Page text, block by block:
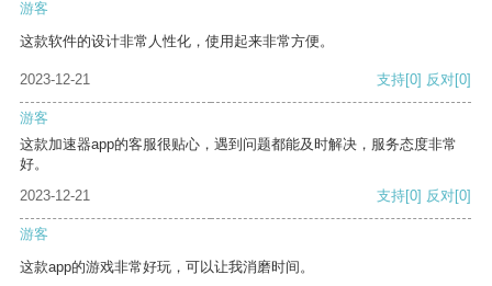
游客
这款软件的设计非常人性化，使用起来非常方便。
2023-12-21 支持[0] 反对[0]
游客
这款加速器app的客服很贴心，遇到问题都能及时解决，服务态度非常
好。
2023-12-21
支持[0] 反对[0]
游客
这款app的游戏非常好玩，可以让我消磨时间。